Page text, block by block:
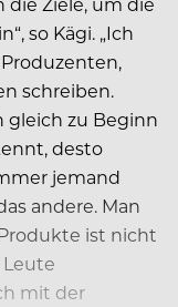
so Kägi. „Ich
schreiben.
gleich zu Beginn
desto
jemand
andere. Man
ist nicht
mit der